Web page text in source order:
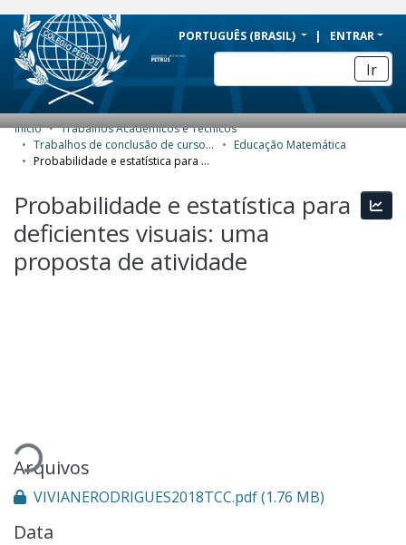
BRAZIL
Simplifique!
Comunica BR
Participe
Acesso à informação
Canais
PORTUGUÊS (BRASIL) ENTRAR
Ir
COMUNIDADES E COLEÇÕES
ESTATÍSTICAS
SOBRE
Início
Trabalhos Acadêmicos e Técnicos
Trabalhos de conclusão de curso de Especialização
Educação Matemática
Probabilidade e estatística para deficientes visuais: uma proposta de atividade
Probabilidade e estatística para
deficientes visuais: uma
proposta de atividade
Arquivos
VIVIANERODRIGUES2018TCC.pdf(1.76 MB)
Data